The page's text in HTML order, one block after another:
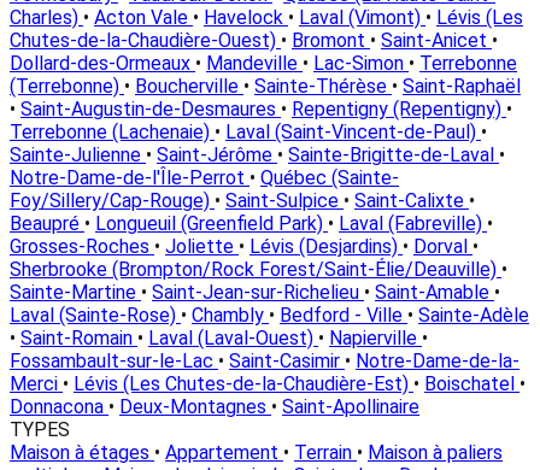
Charles) • Acton Vale • Havelock • Laval (Vimont) • Lévis (Les
Chutes-de-la-Chaudière-Ouest) • Bromont • Saint-Anicet •
Dollard-des-Ormeaux • Mandeville • Lac-Simon • Terrebonne
(Terrebonne) • Boucherville • Sainte-Thérèse • Saint-Raphaël
• Saint-Augustin-de-Desmaures • Repentigny (Repentigny) •
Terrebonne (Lachenaie) • Laval (Saint-Vincent-de-Paul) •
Sainte-Julienne • Saint-Jérôme • Sainte-Brigitte-de-Laval •
Notre-Dame-de-l'Île-Perrot • Québec (Sainte-
Foy/Sillery/Cap-Rouge) • Saint-Sulpice • Saint-Calixte •
Beaupré • Longueuil (Greenfield Park) • Laval (Fabreville) •
Grosses-Roches • Joliette • Lévis (Desjardins) • Dorval •
Sherbrooke (Brompton/Rock Forest/Saint-Élie/Deauville) •
Sainte-Martine • Saint-Jean-sur-Richelieu • Saint-Amable •
Laval (Sainte-Rose) • Chambly • Bedford - Ville • Sainte-Adèle
• Saint-Romain • Laval (Laval-Ouest) • Napierville •
Fossambault-sur-le-Lac • Saint-Casimir • Notre-Dame-de-la-
Merci • Lévis (Les Chutes-de-la-Chaudière-Est) • Boischatel •
Donnacona • Deux-Montagnes • Saint-Apollinaire
TYPES
Maison à étages • Appartement • Terrain • Maison à paliers